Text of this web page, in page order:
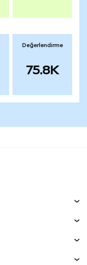
Değerlendirme
75.8K